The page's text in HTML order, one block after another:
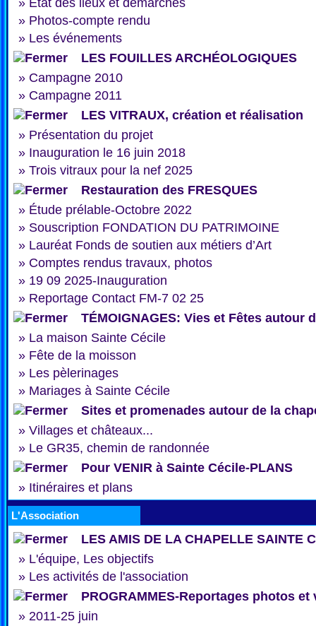
» État des lieux et démarches
» Photos-compte rendu
» Les événements
LES FOUILLES ARCHÉOLOGIQUES
» Campagne 2010
» Campagne 2011
LES VITRAUX, création et réalisation
» Présentation du projet
» Inauguration le 16 juin 2018
» Trois vitraux pour la nef 2025
Restauration des FRESQUES
» Étude prélable-Octobre 2022
» Souscription FONDATION DU PATRIMOINE
» Lauréat Fonds de soutien aux métiers d’Art
» Comptes rendus travaux, photos
» 19 09 2025-Inauguration
» Reportage Contact FM-7 02 25
TÉMOIGNAGES: Vies et Fêtes autour
» La maison Sainte Cécile
» Fête de la moisson
» Les pèlerinages
» Mariages à Sainte Cécile
Sites et promenades autour de la
» Villages et châteaux...
» Le GR35, chemin de randonnée
Pour VENIR à Sainte Cécile-PLANS
» Itinéraires et plans
L'Association
LES AMIS DE LA CHAPELLE SAINTE
» L'équipe, Les objectifs
» Les activités de l'association
PROGRAMMES-Reportages photos et
» 2011-25 juin